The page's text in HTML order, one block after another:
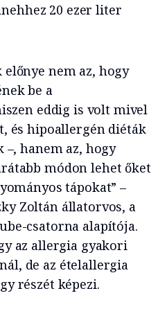
20 ezer liter
nem az, hogy
be a
eddig is volt mivel
és hipoallergén diéták
hanem az, hogy
módon lehet őket
tápokat” –
Zoltán állatorvos, a
csatorna alapítója.
az allergia gyakori
de az ételallergia
részét képezi.